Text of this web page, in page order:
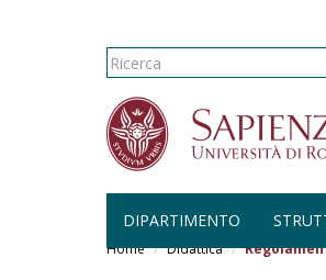
Salta al contenuto principale
Form di
Ricerca
DIPARTIMENTO
Home Didattica